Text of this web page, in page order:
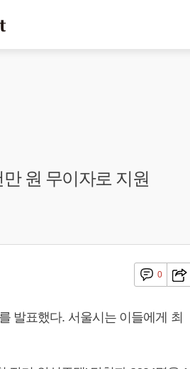
원 무이자로 지원
0
발표했다. 서울시는 이들에게 최